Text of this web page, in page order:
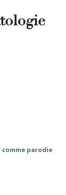
comme parodie